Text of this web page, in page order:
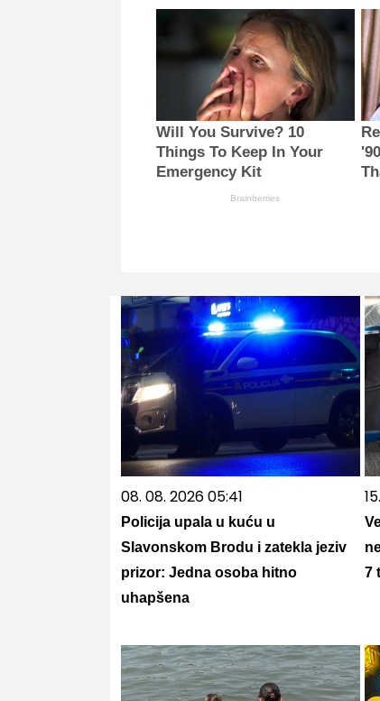
Will You Survive? 10
Things To Keep In Your
Emergency Kit
Brainberries
08. 08. 2026 05:41
Policija upala u kuću u
Slavonskom Brodu i zatekla jeziv
prizor: Jedna osoba hitno
uhapšena
7